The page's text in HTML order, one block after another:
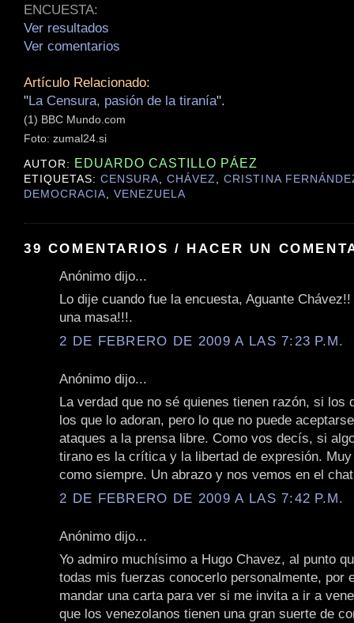
ENCUESTA:
Ver resultados
Ver comentarios
Artículo Relacionado:
"La Censura, pasión de la tiranía".
(1) BBC Mundo.com
Foto: zumal24.si
AUTOR: EDUARDO CASTILLO PÁEZ
ETIQUETAS:CENSURA,CHÁVEZ,CRISTINA
DEMOCRACIA,VENEZUELA
39 COMENTARIOS / HACER UN
Anónimo dijo...
Lo dije cuando fue la encuesta, Aguante
una masa!!!.
2 DE FEBRERO DE 2009 A LAS 7:23 P.M.
Anónimo dijo...
La verdad que no sé quienes tienen razón, si los
los que lo adoran, pero lo que no puede
ataques a la prensa libre. Como vos decís, si
tirano es la crítica y la libertad de expresión.
como siempre. Un abrazo y nos vemos en el
2 DE FEBRERO DE 2009 A LAS 7:42 P.M.
Anónimo dijo...
Yo admiro muchísimo a Hugo Chavez, al punto
todas mis fuerzas conocerlo personalmente, por
mandar una carta para ver si me invita a ir a
que los venezolanos tienen una gran suerte de